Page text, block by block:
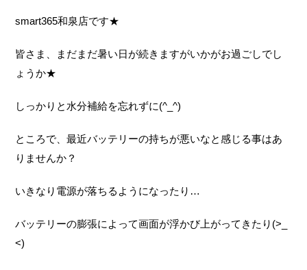
smart365和泉店です★
皆さま、まだまだ暑い日が続きますがいかがお過ごしでし
ょうか★
しっかりと水分補給を忘れずに(^_^)
ところで、最近バッテリーの持ちが悪いなと感じる事はあ
りませんか？
いきなり電源が落ちるようになったり…
バッテリーの膨張によって画面が浮かび上がってきたり(>_
<)